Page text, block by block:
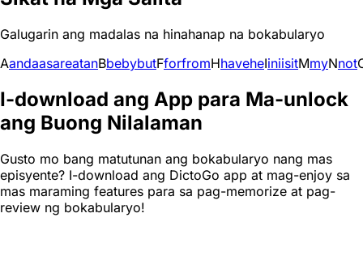
Galugarin ang madalas na hinahanap na bokabularyo
AandaasareatanBbebybutFforfromHhaveheIiniisitMmyNnot
I-download ang App para Ma-unlock
ang Buong Nilalaman
Gusto mo bang matutunan ang bokabularyo nang mas
episyente? I-download ang DictoGo app at mag-enjoy sa
mas maraming features para sa pag-memorize at pag-
review ng bokabularyo!